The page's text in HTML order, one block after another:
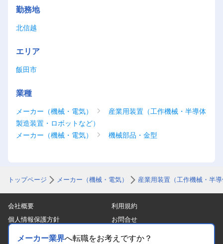
勤務地
北信越
エリア
飯田市
業種
メーカー（機械・電気）
産業用装置（工作機械・半導体
製造装置・ロボットなど）
メーカー（機械・電気）
機械部品・金型
トップページ メーカー（機械・電気） 産業用装置（工作機械・半
メーカー業界へ転職をお考えですか？
会社概要
利用規約
個人情報保護方針
お問合せ